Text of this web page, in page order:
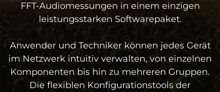
FFT-Audiomessungen in einem einzigen
leistungsstarken Softwarepaket.
Anwender und Techniker können jedes Gerät
im Netzwerk intuitiv verwalten, von einzelnen
Komponenten bis hin zu mehreren Gruppen.
Die flexiblen Konfigurationstools der